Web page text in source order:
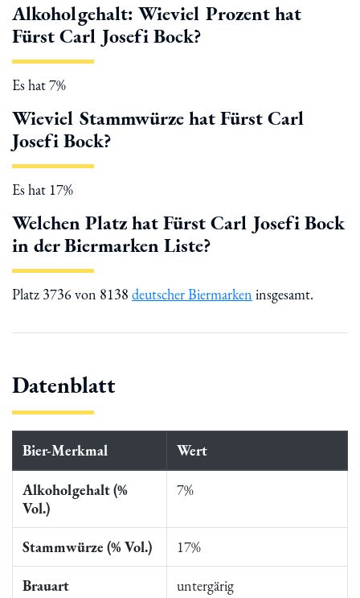
Alkoholgehalt: Wieviel Prozent hat
Fürst Carl Josefi Bock?
Es hat 7%
Wieviel Stammwürze hat Fürst Carl
Josefi Bock?
Es hat 17%
Welchen Platz hat Fürst Carl Josefi Bock
in der Biermarken Liste?
Platz 3736 von 8138 deutscher Biermarken insgesamt.
Datenblatt
Bier-Merkmal Wert
Alkoholgehalt (%
Vol.)
7%
Stammwürze (% Vol.) 17%
Brauart untergärig